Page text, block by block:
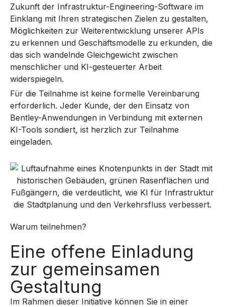
Zukunft der Infrastruktur-Engineering-Software im
Einklang mit Ihren strategischen Zielen zu gestalten,
Möglichkeiten zur Weiterentwicklung unserer APIs
zu erkennen und Geschäftsmodelle zu erkunden, die
das sich wandelnde Gleichgewicht zwischen
menschlicher und KI-gesteuerter Arbeit
widerspiegeln.
Für die Teilnahme ist keine formelle Vereinbarung
erforderlich. Jeder Kunde, der den Einsatz von
Bentley-Anwendungen in Verbindung mit externen
KI-Tools sondiert, ist herzlich zur Teilnahme
eingeladen.
Warum teilnehmen?
Eine offene Einladung
zur gemeinsamen
Gestaltung
Im Rahmen dieser Initiative können Sie in einer